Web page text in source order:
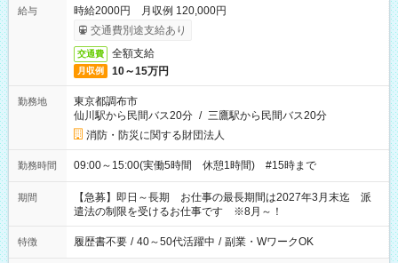
給与
時給2000円 月収例 120,000円
交通費別途支給あり
交通費 全額支給
月収例 10～15万円
勤務地
東京都調布市
仙川駅から民間バス20分 / 三鷹駅から民間バス20分
消防・防災に関する財団法人
勤務時間 09:00～15:00(実働5時間 休憩1時間) #15時まで
期間
【急募】即日～長期 お仕事の最長期間は2027年3月末迄 派
遣法の制限を受けるお仕事です ※8月～！
特徴 履歴書不要 / 40～50代活躍中 / 副業・WワークOK